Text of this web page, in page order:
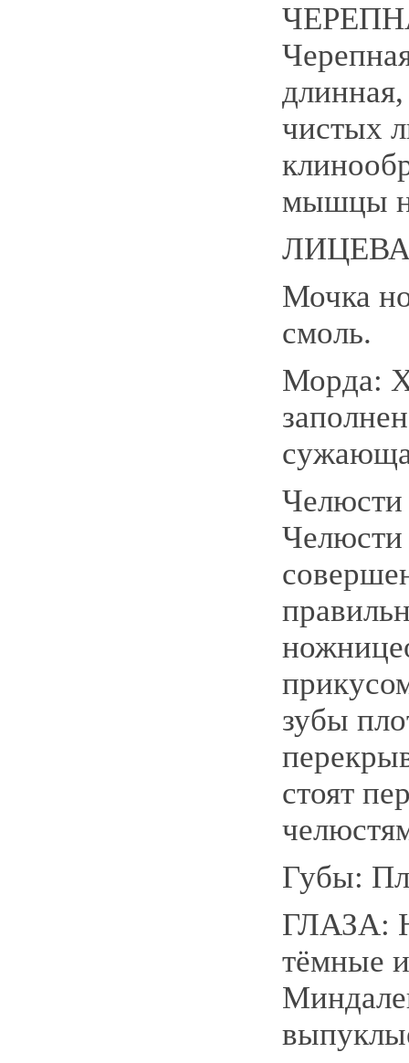
чистых
мышцы
Мочка
смоль.
Морда:
Челюсти
зубы
стоят
Губы:
ГЛАЗА:
тёмные